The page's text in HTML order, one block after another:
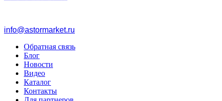
info@astormarket.ru
Обратная связь
Блог
Новости
Видео
Каталог
Контакты